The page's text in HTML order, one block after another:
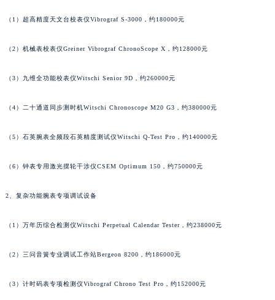
（1）超高精度天文台校表仪Vibrograf S-3000，约180000元
（2）机械表校表仪Greiner Vibrograf ChronoScope X，约128000元
（3）九维全功能校表仪Witschi Senior 9D，约260000元
（4）二十通道同步测时机Witschi Chronoscope M20 G3，约380000元
（5）石英腕表全频段石英精度测试仪Witschi Q-Test Pro，约140000元
（6）钟表专用激光摆轮干涉仪CSEM Optimum 150，约750000元
2、复杂功能腕表专项调试设备
（1）万年历综合检测仪Witschi Perpetual Calendar Tester，约238000元
（2）三问音簧专业调试工作站Bergeon 8200，约186000元
（3）计时码表专项检测仪Vibrograf Chrono Test Pro，约152000元